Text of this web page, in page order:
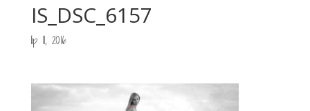
IS_DSC_6157
lip 11, 2016